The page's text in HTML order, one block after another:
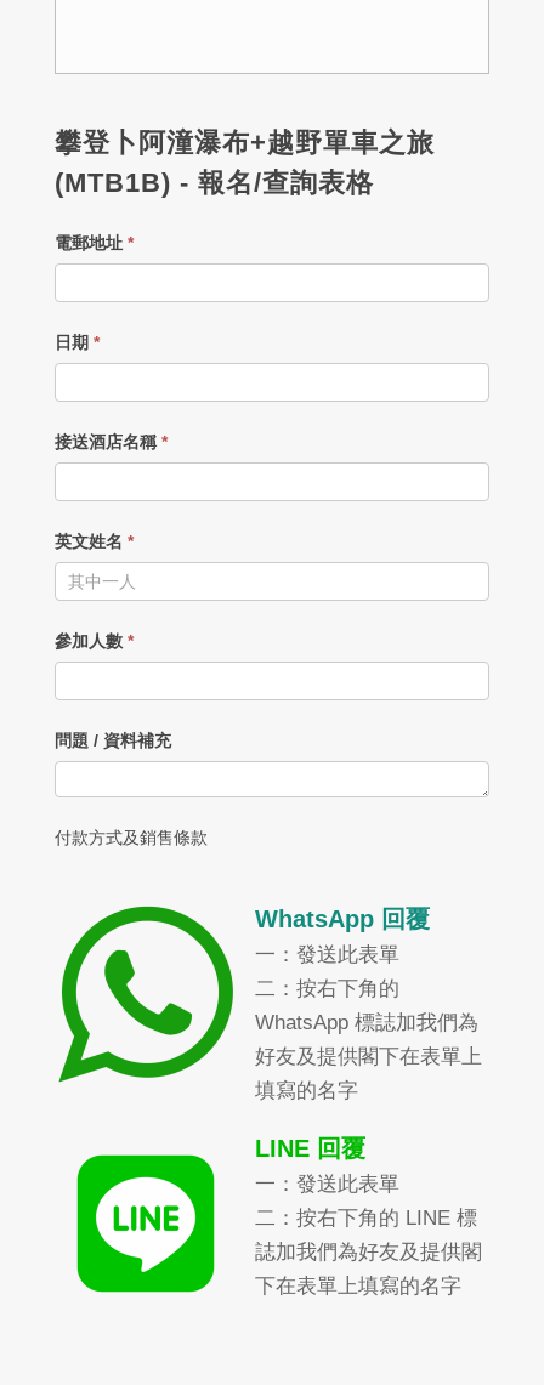
攀登卜阿潼瀑布+越野單車之旅
(MTB1B) - 報名/查詢表格
電郵地址 *
日期 *
接送酒店名稱 *
英文姓名 *
參加人數 *
問題 / 資料補充
付款方式及銷售條款
WhatsApp 回覆
一：發送此表單
二：按右下角的
WhatsApp 標誌加我們為
好友及提供閣下在表單上
填寫的名字
LINE 回覆
一：發送此表單
二：按右下角的 LINE 標
誌加我們為好友及提供閣
下在表單上填寫的名字